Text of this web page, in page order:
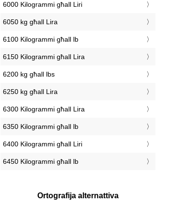
6000 Kilogrammi għall Liri
6050 kg għall Lira
6100 Kilogrammi għall lb
6150 Kilogrammi għall Lira
6200 kg għall lbs
6250 kg għall Lira
6300 Kilogrammi għall Lira
6350 Kilogrammi għall lb
6400 Kilogrammi għall Liri
6450 Kilogrammi għall lb
Ortografija alternattiva